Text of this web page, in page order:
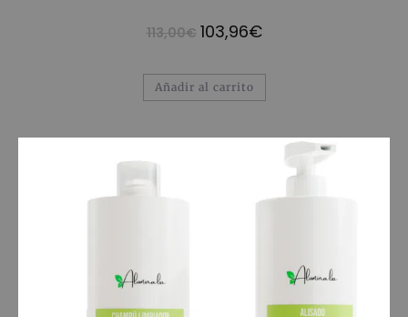
113,00€ 103,96€
Añadir al carrito